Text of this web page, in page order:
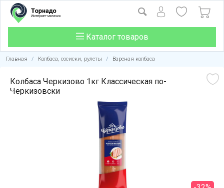
Каталог товаров
Главная / Колбаса, сосиски, рулеты / Вареная колбаса
Колбаса Черкизово 1кг Классическая по-
Черкизовски